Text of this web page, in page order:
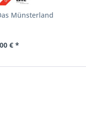
Münsterland
€ *